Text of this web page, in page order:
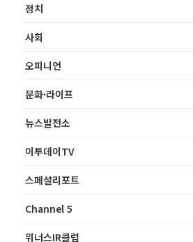
정치
사회
오피니언
문화·라이프
뉴스발전소
이투데이TV
스페셜리포트
Channel 5
위너스IR클럽